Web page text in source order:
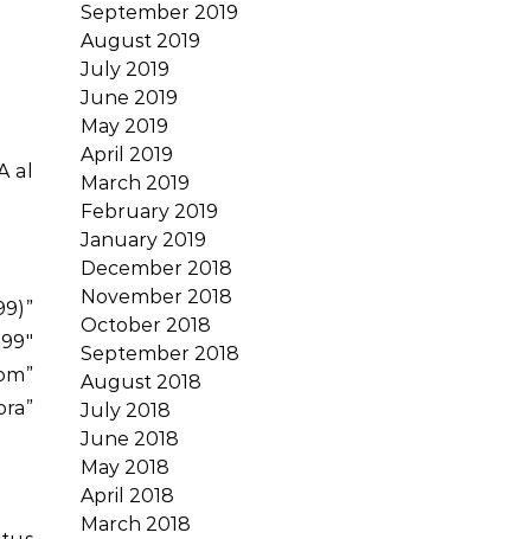
al
September 2019
August 2019
July 2019
June 2019
May 2019
April 2019
March 2019
February 2019
January 2019
December 2018
November 2018
October 2018
September 2018
August 2018
July 2018
June 2018
May 2018
April 2018
March 2018